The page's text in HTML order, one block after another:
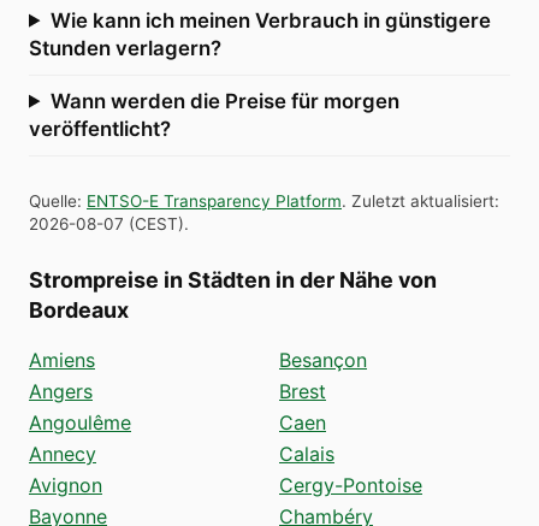
Wie kann ich meinen Verbrauch in günstigere
Stunden verlagern?
Wann werden die Preise für morgen
veröffentlicht?
Quelle: ENTSO-E Transparency Platform. Zuletzt aktualisiert:
2026-08-07 (CEST).
Strompreise in Städten in der Nähe von
Bordeaux
Amiens
Angers
Angoulême
Annecy
Avignon
Bayonne
Besançon
Brest
Caen
Calais
Cergy-Pontoise
Chambéry